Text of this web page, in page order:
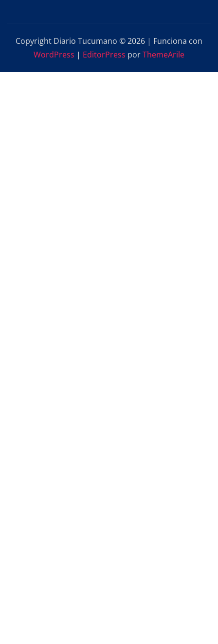
Copyright Diario Tucumano © 2026 | Funciona con
WordPress | EditorPress porThemeArile